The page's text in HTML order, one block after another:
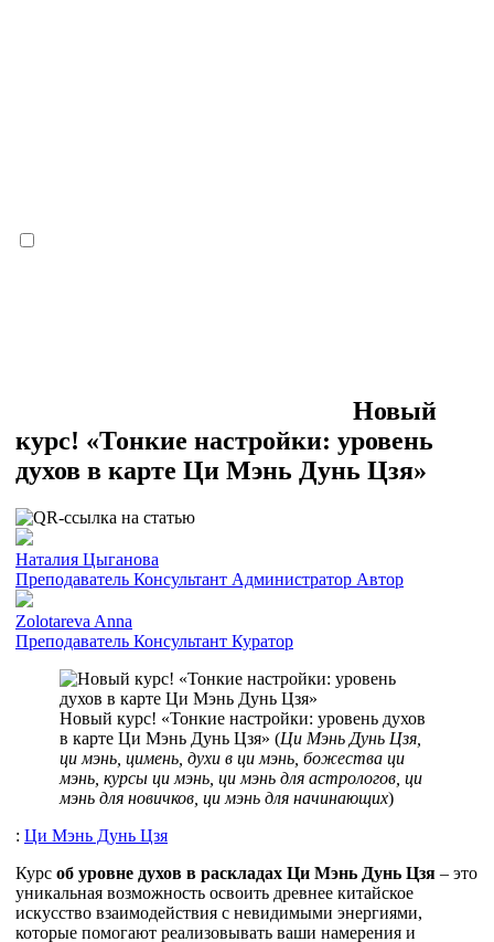
Новый
курс! «Тонкие настройки: уровень
духов в карте Ци Мэнь Дунь Цзя»
Наталия Цыганова
Преподаватель Консультант Администратор Автор
Zolotareva Anna
Преподаватель Консультант Куратор
Новый курс! «Тонкие настройки: уровень духов
в карте Ци Мэнь Дунь Цзя» (Ци Мэнь Дунь Цзя,
ци мэнь, цимень, духи в ци мэнь, божества ци
мэнь, курсы ци мэнь, ци мэнь для астрологов, ци
мэнь для новичков, ци мэнь для начинающих)
: Ци Мэнь Дунь Цзя
Курс об уровне духов в раскладах Ци Мэнь Дунь Цзя – это
уникальная возможность освоить древнее китайское
искусство взаимодействия с невидимыми энергиями,
которые помогают реализовывать ваши намерения и